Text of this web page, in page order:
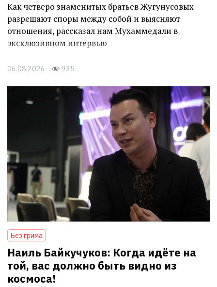
Как четверо знаменитых братьев Жугунусовых
разрешают споры между собой и выясняют
отношения, рассказал нам Мухаммедали в
эксклюзивном интервью
06.08.2026 935
Без грима
Наиль Байкучуков: Когда идёте на
той, вас должно быть видно из
космоса!